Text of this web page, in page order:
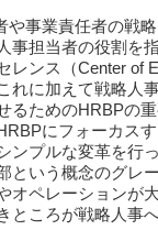
や事業責任者の戦
事担当者の役割を
レンス（Center of
れに加えて戦略人
るためのHRBPの
にフォーカス
ンプルな変革を行
という概念のグレ
オペレーションが
ところが戦略人事